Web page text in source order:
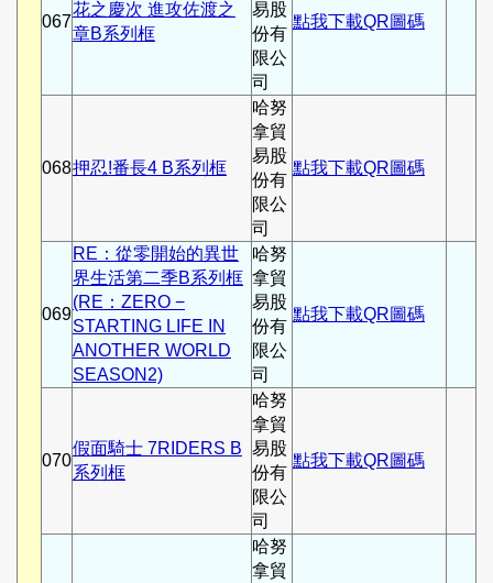
067
花之慶次 進攻佐渡之
章B系列框
易股
份有
限公
司
點我下載QR圖碼
068押忍!番長4 B系列框
哈努
拿貿
易股
份有
限公
司
點我下載QR圖碼
069
RE：從零開始的異世
界生活第二季B系列框
(RE：ZERO −
STARTING LIFE IN
ANOTHER WORLD
SEASON2)
哈努
拿貿
易股
份有
限公
司
點我下載QR圖碼
070
假面騎士 7RIDERS B
系列框
哈努
拿貿
易股
份有
限公
司
點我下載QR圖碼
哈努
拿貿